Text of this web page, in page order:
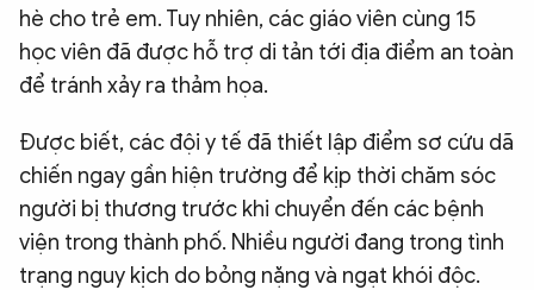
hè cho trẻ em. Tuy nhiên, các giáo viên cùng 15
học viên đã được hỗ trợ di tản tới địa điểm an toàn
để tránh xảy ra thảm họa.
Được biết, các đội y tế đã thiết lập điểm sơ cứu dã
chiến ngay gần hiện trường để kịp thời chăm sóc
người bị thương trước khi chuyển đến các bệnh
viện trong thành phố. Nhiều người đang trong tình
trạng nguy kịch do bỏng nặng và ngạt khói độc.